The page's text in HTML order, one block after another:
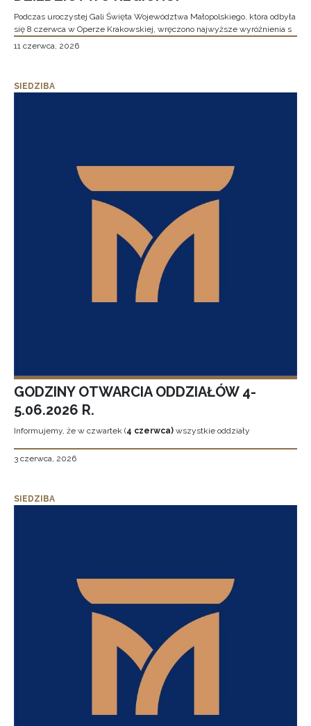
Podczas uroczystej Gali Święta Województwa Małopolskiego, która odbyła
się 8 czerwca w Operze Krakowskiej, wręczono najwyższe wyróżnienia s
11 czerwca, 2026
SIEDZIBA
GODZINY OTWARCIA ODDZIAŁÓW 4-
5.06.2026 R.
Informujemy, że w czwartek (4 czerwca) wszystkie oddziały
3 czerwca, 2026
SIEDZIBA